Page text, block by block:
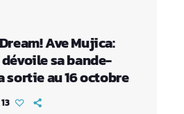
Ave Mujica:
sa bande-
sortie au 16 octobre
13